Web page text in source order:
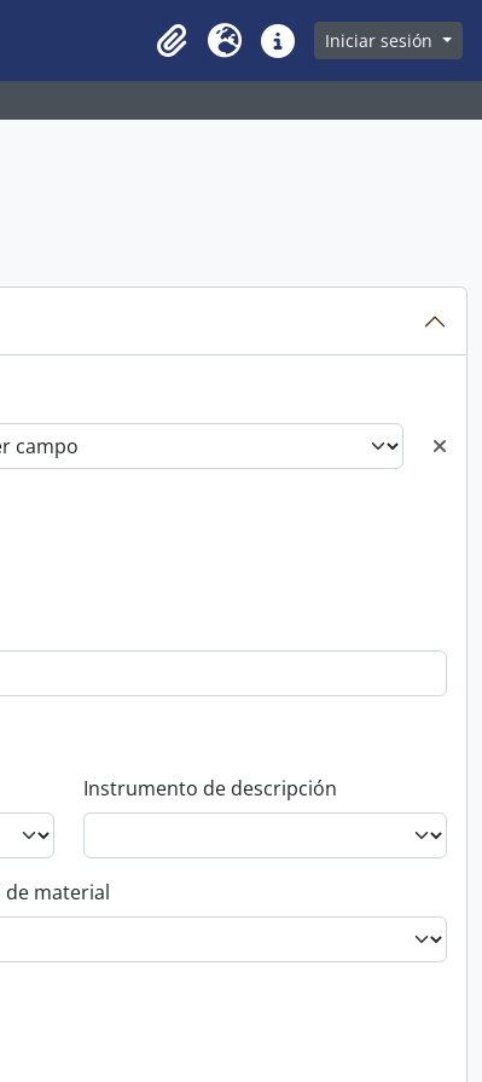
Clipboard
Idioma Enlaces rápidos
Iniciar sesión
Instrumento de descripción
de material